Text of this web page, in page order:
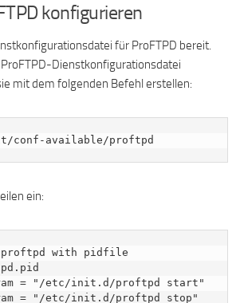
konfigurieren
für ProFTPD bereit.
Dienstkonfigurationsdatei
mit dem folgenden Befehl erstellen:
conf-available/proftpd
ein:
proftpd with pidfile